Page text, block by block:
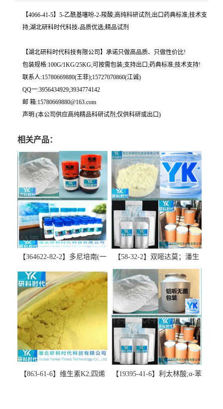
【4066-41-5】5-乙酰基噻吩-2-羧酸;高纯科研试剂;出口药典标准;技术支
持;湖北研科时代科技-品质优选;精品试剂
【湖北研科时代科技有限公司】承诺只做高品质、只做性价比!
包装规格:100G/1KG/25KG;可按需包装;支持出口;药典标准;技术支持!
联系人:15780669880(王菲);15727070860(江诚)
QQ一:3956434929;3934774142
邮 箱:15780669880@163.com
声明:(本公司供应高纯精品科研试剂;仅供科研或出口)
相关产品：
【364622-82-2】多尼培南(一
精品科研试剂-湖北研科时代
科技-“研”无止境;“科”学创
新！支持三方验证；支持定
制；检测图谱；MSDS等技术
支持！
【58-32-2】双嘧达莫；潘生
丁-精品科研试剂-湖北研科时
代科技-“研”无止境;“科”学创
新！支持三方验证；支持定
制；检测图谱；MSDS等技术
支持！
【863-61-6】维生素K2;四烯
【19395-41-6】利太林酸;α-苯